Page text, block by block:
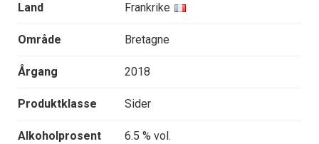
Land Frankrike
Område Bretagne
Årgang 2018
Produktklasse Sider
Alkoholprosent 6.5 % vol.